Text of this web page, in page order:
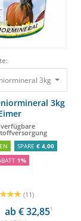
St.Hippolyt Glyx Lobs 1kg Belohnung für alle Pferde 4,90 €
3kg
3kg
SPARE € 4,00
1%
(11)
ab € 32,851